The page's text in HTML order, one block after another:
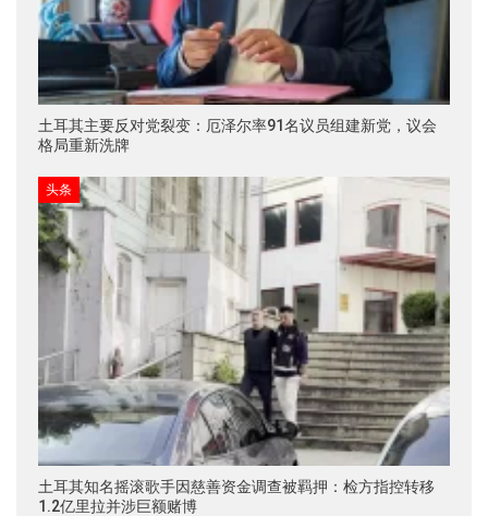
土耳其主要反对党裂变：厄泽尔率91名议员组建新党，议会
格局重新洗牌
头条
土耳其知名摇滚歌手因慈善资金调查被羁押：检方指控转移
1.2亿里拉并涉巨额赌博